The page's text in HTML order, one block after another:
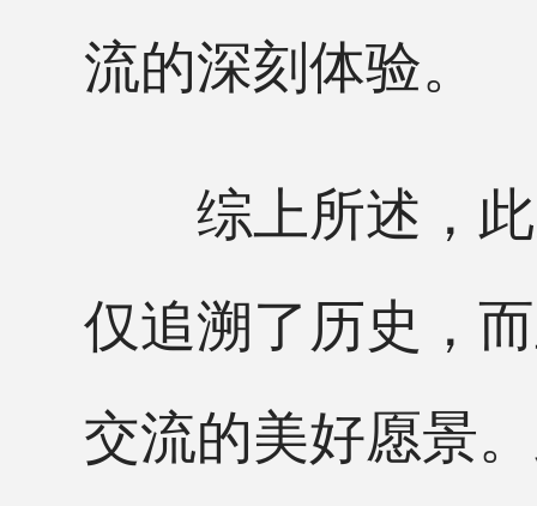
流的深刻体验。
综上所述，此
仅追溯了历史，
交流的美好愿景